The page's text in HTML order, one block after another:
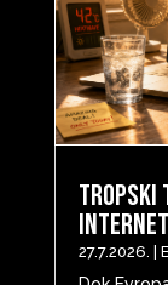
Tropski
27.7.2026.